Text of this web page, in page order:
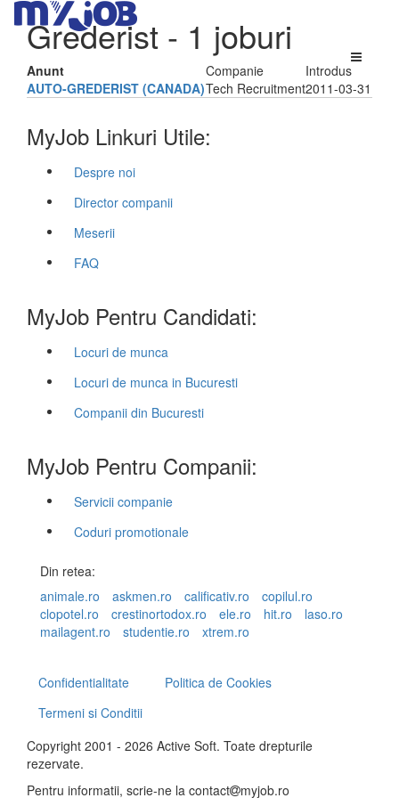
Grederist - 1 joburi
Anunt Companie
Introdus
AUTO-GREDERIST (CANADA)Tech Recruitment2011-03-31
MyJob Linkuri Utile:
Despre noi
Director companii
Meserii
FAQ
MyJob Pentru Candidati:
Locuri de munca
Locuri de munca in Bucuresti
Companii din Bucuresti
MyJob Pentru Companii:
Servicii companie
Coduri promotionale
Din retea:
animale.ro
askmen.ro calificativ.ro
copilul.ro
clopotel.ro
crestinortodox.ro ele.ro hit.ro
laso.ro
mailagent.ro
studentie.ro xtrem.ro
Confidentialitate
Politica de Cookies
Termeni si Conditii
Copyright 2001 - 2026 Active Soft. Toate drepturile
rezervate.
Pentru informatii, scrie-ne la contact myjob.ro